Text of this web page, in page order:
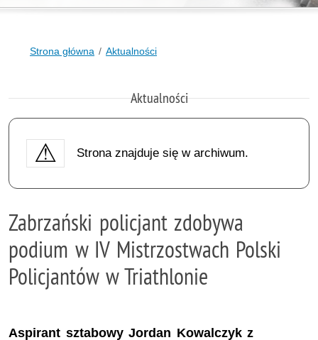
Strona główna Aktualności
Aktualności
Strona znajduje się w archiwum.
Zabrzański policjant zdobywa
podium w IV Mistrzostwach Polski
Policjantów w Triathlonie
Aspirant sztabowy Jordan Kowalczyk z